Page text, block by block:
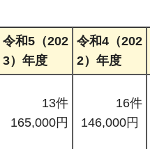
令和5（202
3）年度
令和4（202
2）年度
13件
165,000円
16件
146,000円